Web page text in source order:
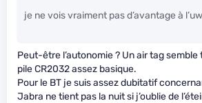
je ne vois vraiment pas d’avantage à
Peut-être l’autonomie ? Un air tag
pile CR2032 assez basique.
Pour le BT je suis assez dubitatif
Jabra ne tient pas la nuit si j’oublie de